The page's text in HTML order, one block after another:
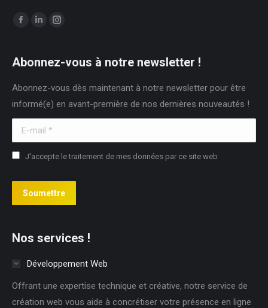
Trouvez nous sur :
Facebook
opens
new
window
LinkedIn
opens
new
window
Instagram
opens
new
window
Abonnez-vous à notre newsletter !
Abonnez-vous dès maintenant à notre newsletter pour être
informé(e) en avant-première de nos dernières nouveautés !
E-mail *
J'accepte le traitement de mes données par ce site web
Soumettre
Nos services !
Développement Web
Offrant une expertise technique et créative, notre service de
création web vous aide à concrétiser votre présence en ligne